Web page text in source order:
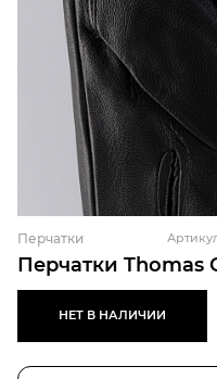
Перчатки Thomas
Перчатки
НЕТ В НАЛИЧИИ